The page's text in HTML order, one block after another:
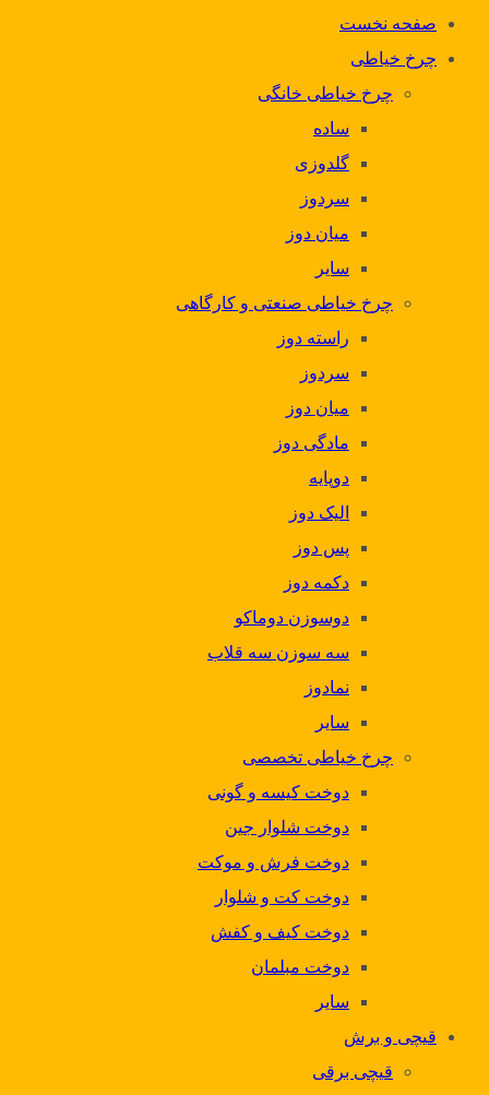
صفحه نخست
چرخ خیاطی
چرخ خیاطی خانگی
ساده
گلدوزی
سردوز
میان دوز
سایر
چرخ خیاطی صنعتی و کارگاهی
راسته دوز
سردوز
میان دوز
مادگی دوز
دوپایه
الیک دوز
پس دوز
دکمه دوز
دوسوزن دوماکو
سه سوزن سه قلاب
نمادوز
سایر
چرخ خیاطی تخصصی
دوخت کیسه و گونی
دوخت شلوار جین
دوخت فرش و موکت
دوخت کت و شلوار
دوخت کیف و کفش
دوخت مبلمان
سایر
قیچی و برش
قیچی برقی